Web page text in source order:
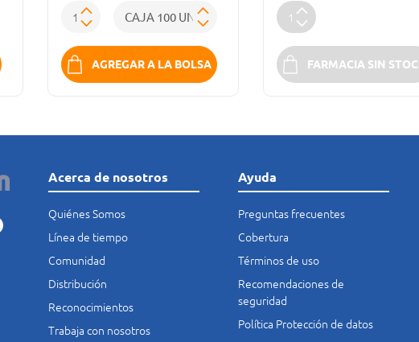
AGREGAR A LA BOLSA FARMACIA SIN
Acerca de nosotros
Quiénes Somos
Línea de tiempo
Comunidad
Distribución
Reconocimientos
Trabaja con nosotros
Ayuda
Preguntas frecuentes
Cobertura
Términos de uso
Recomendaciones de
seguridad
Política Protección de datos